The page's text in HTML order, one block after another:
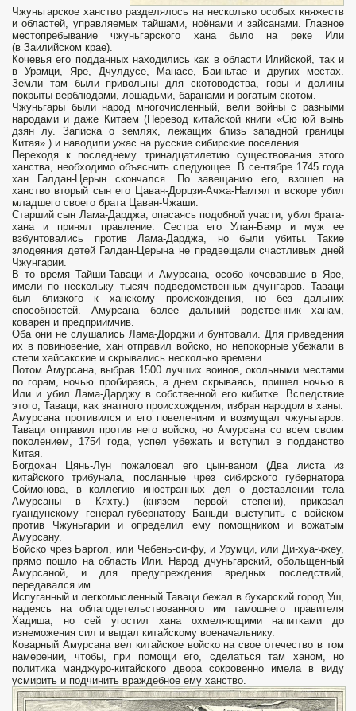
Чжуньгарское ханство разделялось на несколько особых княжеств
и областей, управляемых тайшами, ноёнами и зайсанами. Главное
местопребывание чжуньгарского хана было на реке Или
(в Заилийском крае).
Кочевья его подданных находились как в области Илийской, так и
в Урамци, Яре, Дчулдусе, Манасе, Баиньтае и других местах.
Земли там были привольны для скотоводства, горы и долины
покрыты верблюдами, лошадьми, баранами и рогатым скотом.
Чжуньгары были народ многочисленный, вели войны с разными
народами и даже Китаем (Перевод китайской книги «Сю юй вынь
дзян лу. Записка о землях, лежащих близь западной границы
Китая».) и наводили ужас на русские сибирские поселения.
Переходя к последнему тринадцатилетию существования этого
ханства, необходимо объяснить следующее. В сентябре 1745 года
хан Галдан-Церын скончался. По завещанию его, взошел на
ханство вторый сын его Цаван-Дорцзи-Ачжа-Намгял и вскоре убил
младшего своего брата Цаван-Чжаши.
Старший сын Лама-Дарджа, опасаясь подобной участи, убил брата-
хана и принял правление. Сестра его Улан-Баяр и муж ее
взбунтовались против Лама-Дарджа, но были убиты. Такие
злодеяния детей Галдан-Церына не предвещали счастливых дней
Чжунгарии.
В то время Тайши-Тавaци и Амурсана, особо кочевавшие в Яре,
имели по нескольку тысяч подведомственных дчунгаров. Таваци
был близкого к ханскому происхождения, но без дальних
способностей. Амурсана более дальний родственник ханам,
коварен и предприимчив.
Оба они не слушались Лама-Дорджи и бунтовали. Для приведения
их в повиновение, хан отправил войско, но непокорные убежали в
степи хайсакские и скрывались несколько времени.
Потом Амурсана, выбрав 1500 лучших воинов, окольными местами
по горам, ночью пробираясь, а днем скрываясь, пришел ночью в
Или и убил Лама-Дарджу в собственной его кибитке. Вследствие
этого, Таваци, как знатного происхождения, избран народом в ханы.
Амурсана противился и его повелениям и возмущал чжуньгаров.
Таваци отправил против него войско; но Амурсана со всем своим
поколением, 1754 года, успел убежать и вступил в подданство
Китая.
Богдохан Цянь-Лун пожаловал его цын-ваном (Два листа из
китайского трибунала, посланные чрез сибирского губернатора
Соймонова, в коллегию иностранных дел о доставлении тела
Амурсаны в Кяхту.) (князем первой степени), приказал
гуандунскому генерал-губернатору Баньди выступить с войском
против Чжуньгарии и определил ему помощником и вожатым
Амурсану.
Войско чрез Баргол, или Чебень-си-фу, и Урумци, или Ди-хуа-чжеу,
прямо пошло на область Или. Народ дчуньгарский, обольщенный
Амурсаной, и для предупреждения вредных последствий,
передавался им.
Испуганный и легкомысленный Таваци бежал в бухарский город Уш,
надеясь на облагодетельствованного им тамошнего правителя
Хадиша; но сей угостил хана охмеляющими напитками до
изнеможения сил и выдал китайскому военачальнику.
Коварный Амурсана вел китайское войско на свое отечество в том
намерении, чтобы, при помощи его, сделаться там ханом, но
политика манджуро-китайского двора сокровенно имела в виду
усмирить и подчинить враждебное ему ханство.